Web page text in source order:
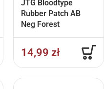
JTG Bloodtype
Rubber Patch AB
Neg Forest
14,99zł